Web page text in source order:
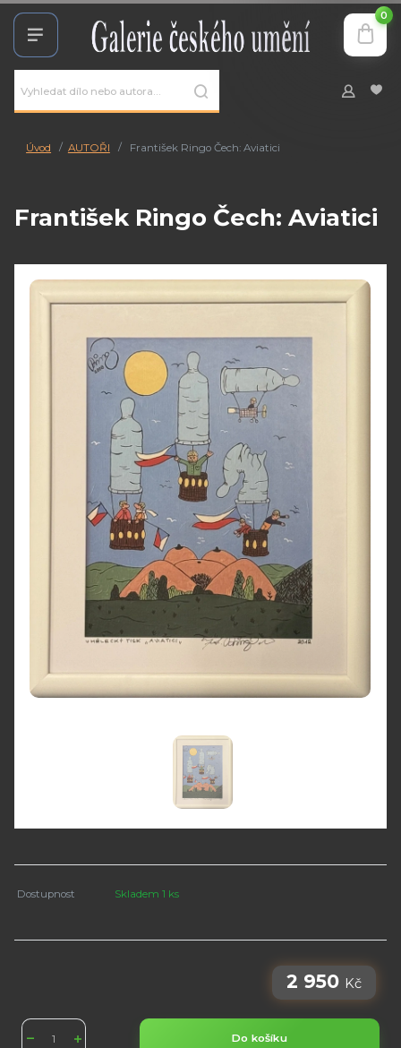
0
Úvod AUTOŘI František Ringo Čech: Aviatici
František Ringo Čech: Aviatici
Dostupnost Skladem 1 ks
2 950 Kč
Do košíku